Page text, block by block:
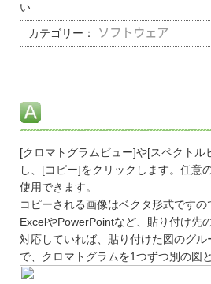
い
カテゴリー： ソフトウェア
[クロマトグラムビュー]や[スペクトル
し、[コピー]をクリックします。任意
使用できます。
コピーされる画像はベクタ形式です
ExcelやPowerPointなど、貼り付け先
対応していれば、貼り付けた図のグル
で、クロマトグラムを1つずつ別の図